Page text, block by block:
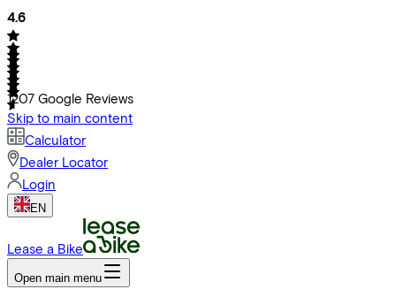
4.6
1207 Google Reviews
Skip to main content
Calculator
Dealer Locator
Login
EN
Lease a Bike
Open main menu